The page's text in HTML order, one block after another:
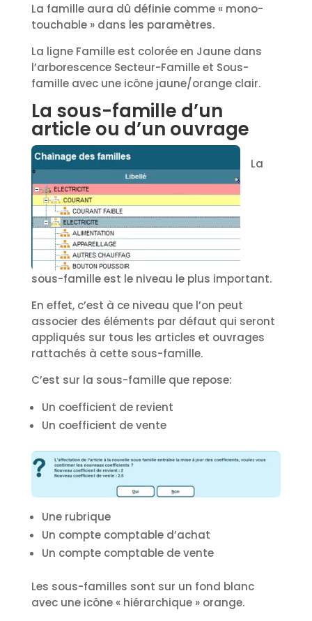
La famille aura dû définie comme « mono-
touchable » dans les paramètres.
La ligne Famille est colorée en Jaune dans
l’arborescence Secteur-Famille et Sous-
famille avec une icône jaune/orange clair.
La sous-famille d’un
article ou d’un ouvrage
La
sous-famille est le niveau le plus important.
En effet, c’est à ce niveau que l’on peut
associer des éléments par défaut qui seront
appliqués sur tous les articles et ouvrages
rattachés à cette sous-famille.
C’est sur la sous-famille que repose:
Un coefficient de revient
Un coefficient de vente
Une rubrique
Un compte comptable d’achat
Un compte comptable de vente
Les sous-familles sont sur un fond blanc
avec une icône « hiérarchique » orange.